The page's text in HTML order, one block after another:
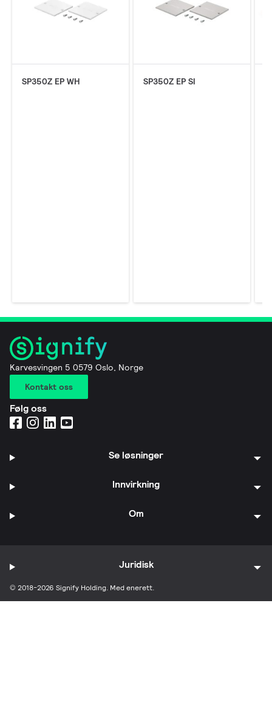
SP350Z EP WH SP350Z EP SI
Karvesvingen 5 0579 Oslo, Norge
Kontakt oss
Følg oss
Se løsninger
Innvirkning
Om
© 2018-2026 Signify Holding. Med enerett.
Juridisk